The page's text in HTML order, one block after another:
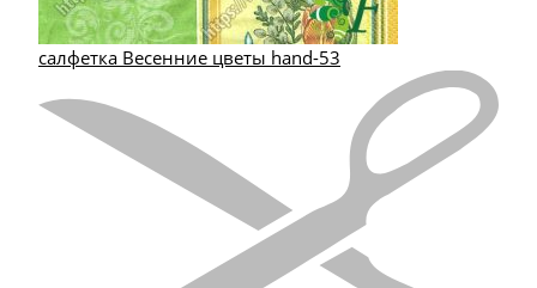
салфетка Весенние цветы hand-53